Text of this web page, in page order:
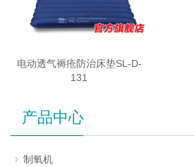
电动透气褥疮防治床垫SL-D-
131
产品中心
制氧机